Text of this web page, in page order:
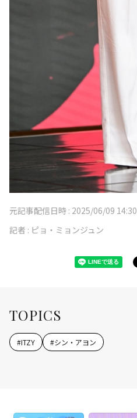
元記事配信日時 : 2025/06/09 14:30
記者 : ピョ・ミョンジュン
TOPICS
#ITZY #シン・アヨン